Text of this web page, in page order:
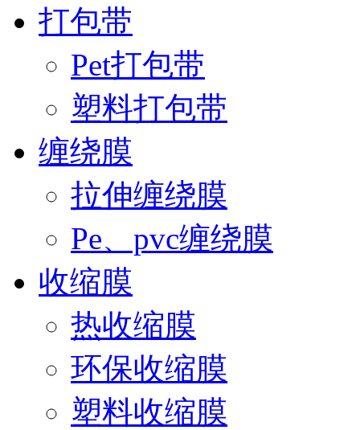
打包带
Pet打包带
塑料打包带
缠绕膜
拉伸缠绕膜
Pe、pvc缠绕膜
收缩膜
热收缩膜
环保收缩膜
塑料收缩膜